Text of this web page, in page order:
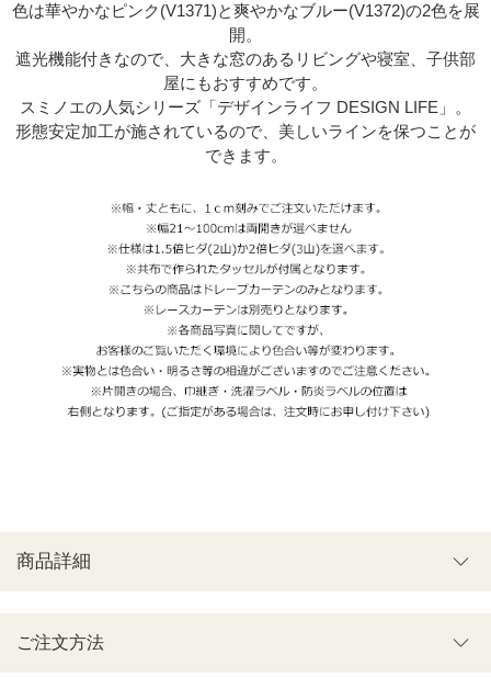
色は華やかなピンク(V1371)と爽やかなブルー(V1372)の2色を展
開。
遮光機能付きなので、大きな窓のあるリビングや寝室、子供部
屋にもおすすめです。
スミノエの人気シリーズ「デザインライフ DESIGN LIFE」。
形態安定加工が施されているので、美しいラインを保つことが
できます。
ご注文方法
商品詳細